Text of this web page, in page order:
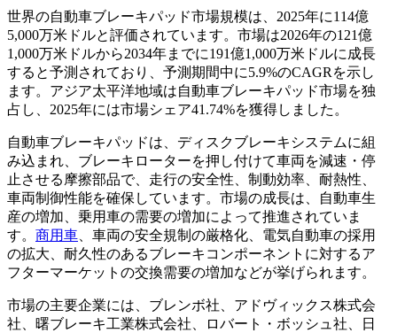
世界の自動車ブレーキパッド市場規模は、2025年に114億
5,000万米ドルと評価されています。市場は2026年の121億
1,000万米ドルから2034年までに191億1,000万米ドルに成長
すると予測されており、予測期間中に5.9%のCAGRを示し
ます。アジア太平洋地域は自動車ブレーキパッド市場を独
占し、2025年には市場シェア41.74%を獲得しました。
自動車ブレーキパッドは、ディスクブレーキシステムに組
み込まれ、ブレーキローターを押し付けて車両を減速・停
止させる摩擦部品で、走行の安全性、制動効率、耐熱性、
車両制御性能を確保しています。市場の成長は、自動車生
産の増加、乗用車の需要の増加によって推進されていま
す。 商用車 、車両の安全規制の厳格化、電気自動車の採用
の拡大、耐久性のあるブレーキコンポーネントに対するア
フターマーケットの交換需要の増加などが挙げられます。
市場の主要企業には、ブレンボ社、アドヴィックス株式会
社、曙ブレーキ工業株式会社、ロバート・ボッシュ社、日